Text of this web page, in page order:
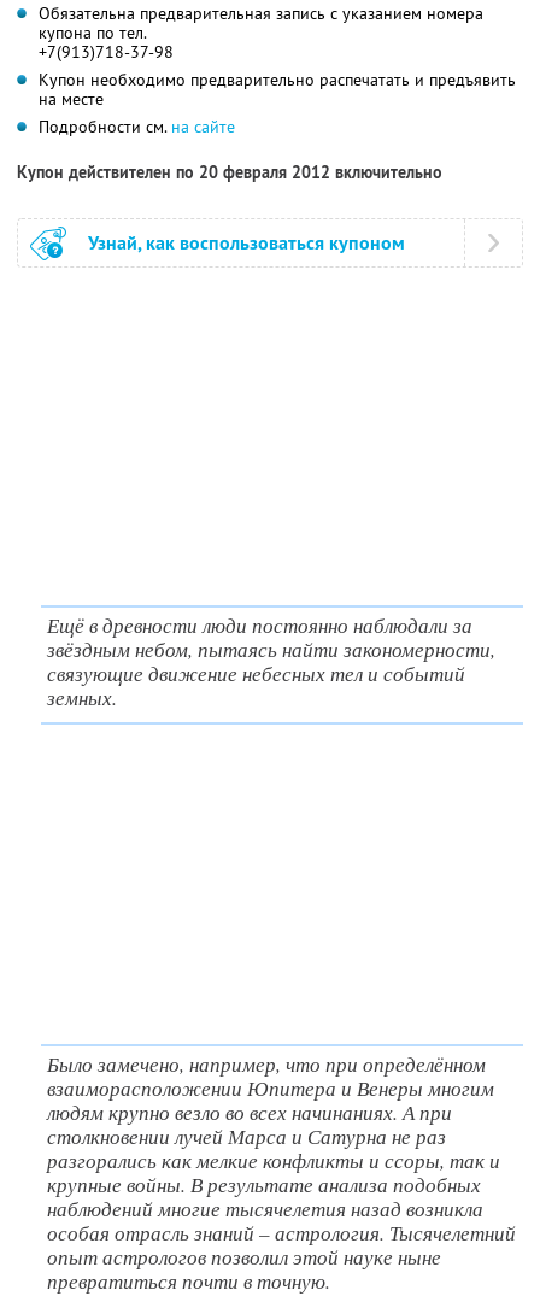
Обязательна предварительная запись с указанием номера
купона по тел.
+7(913)718-37-98
Купон необходимо предварительно распечатать и предъявить
на месте
Подробности см. на сайте
Купон действителен по 20 февраля 2012 включительно
Узнай, как воспользоваться купоном
Ещё в древности люди постоянно наблюдали за
звёздным небом, пытаясь найти закономерности,
связующие движение небесных тел и событий
земных.
Было замечено, например, что при определённом
взаиморасположении Юпитера и Венеры многим
людям крупно везло во всех начинаниях. А при
столкновении лучей Марса и Сатурна не раз
разгорались как мелкие конфликты и ссоры, так и
крупные войны. В результате анализа подобных
наблюдений многие тысячелетия назад возникла
особая отрасль знаний – астрология. Тысячелетний
опыт астрологов позволил этой науке ныне
превратиться почти в точную.